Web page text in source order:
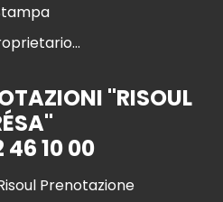
"RISOUL
46 10 00
Prenotazione